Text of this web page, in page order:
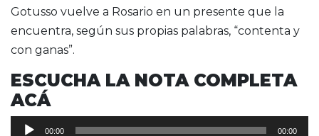
Gotusso vuelve a Rosario en un presente que la
encuentra, según sus propias palabras, “contenta y
con ganas”.
ESCUCHA LA NOTA COMPLETA
ACÁ
Reproductor
00:00 00:00